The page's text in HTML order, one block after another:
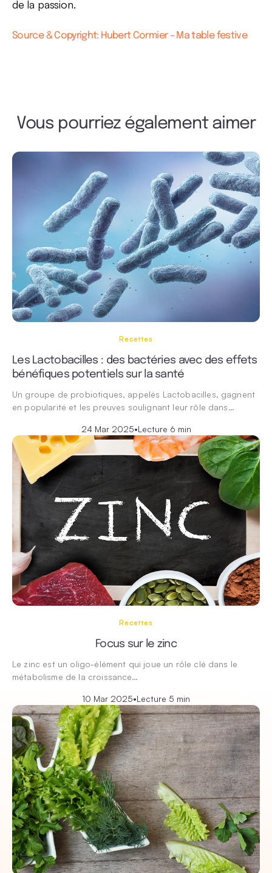
de la passion.
Source & Copyright: Hubert Cormier – Ma table festive
Vous pourriez également aimer
Recettes
Les Lactobacilles : des bactéries avec des effets
bénéfiques potentiels sur la santé
Un groupe de probiotiques, appelés Lactobacilles, gagnent
en popularité et les preuves soulignant leur rôle dans…
24 Mar 2025•Lecture 6 min
Recettes
Focus sur le zinc
Le zinc est un oligo-élément qui joue un rôle clé dans le
métabolisme de la croissance…
10 Mar 2025•Lecture 5 min